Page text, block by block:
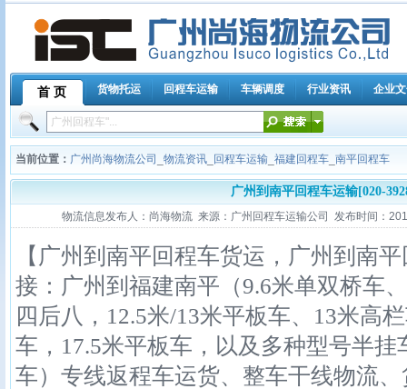
首 页 货物托运 回程车运输 车辆调度 行业资讯 企业
当前位置： 广州尚海物流公司 物流资讯 回程车运输 福建回程车 南平回程车
广州到南平回程车运输[020-
物流信息发布人：尚海物流 来源：广州回程车运输公司 发布时间：
【广州到南平回程车货运，广州到南
接：广州到福建南平（9.6米单双桥车
四后八，12.5米/13米平板车、13米高
车，17.5米平板车，以及多种型号半
车）专线返程车运货、整车干线物流